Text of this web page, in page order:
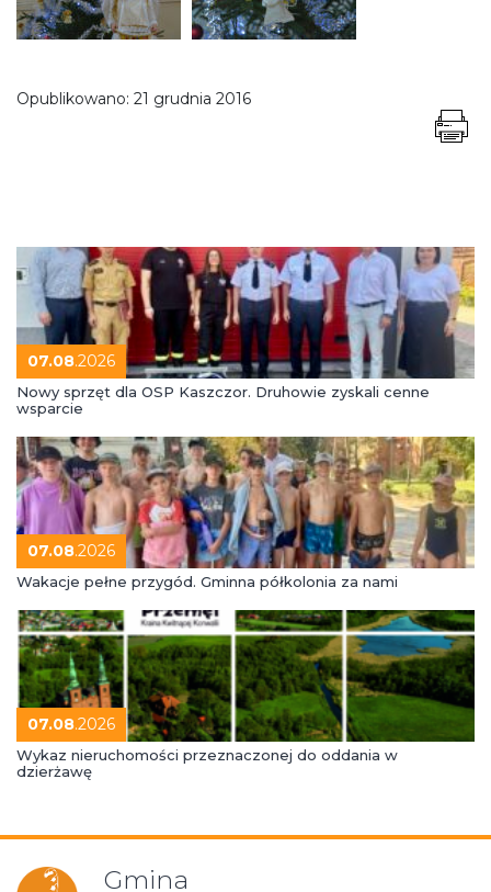
Opublikowano: 21 grudnia 2016
07.08.2026
Nowy sprzęt dla OSP Kaszczor. Druhowie zyskali cenne
wsparcie
07.08.2026
Wakacje pełne przygód. Gminna półkolonia za nami
07.08.2026
Wykaz nieruchomości przeznaczonej do oddania w
dzierżawę
Gmina